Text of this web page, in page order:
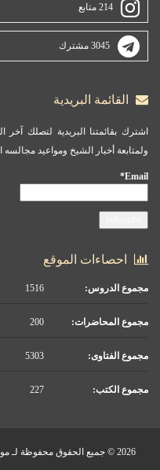
214 متابع
3045 مشترك
القائمة البريدية
اشترك بقائمتنا البريدية لتصلك آخر
ولمتابعة أخبار الشيخ ومواعيد مجالسه
Email*
احصاءات الموقع
مجموع الدروس:
مجموع المحاضرات:
مجموع الفتاوى:
مجموع الكتب:
2026 © جميع الحقوق محفوظة لـ موقع فضيلة الشيخ مشهور بن حسن آل سلمان